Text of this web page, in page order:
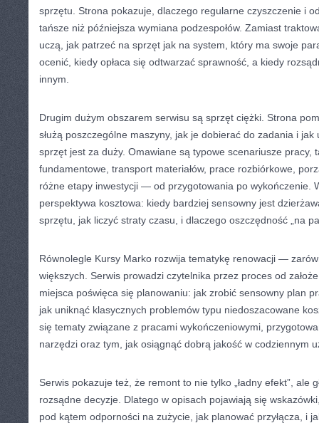
sprzętu. Strona pokazuje, dlaczego regularne czyszczenie i
tańsze niż późniejsza wymiana podzespołów. Zamiast
uczą, jak patrzeć na sprzęt jak na system, który ma swoje
ocenić, kiedy opłaca się odtwarzać sprawność, a kiedy
innym.
Drugim dużym obszarem serwisu są sprzęt ciężki. Strona
służą poszczególne maszyny, jak je dobierać do zadania i
sprzęt jest za duży. Omawiane są typowe scenariusze pracy,
fundamentowe, transport materiałów, prace rozbiórkowe,
różne etapy inwestycji — od przygotowania po wykończenie.
perspektywa kosztowa: kiedy bardziej sensowny jest
sprzętu, jak liczyć straty czasu, i dlaczego oszczędność „na
Równolegle Kursy Marko rozwija tematykę renowacji —
większych. Serwis prowadzi czytelnika przez proces od
miejsca poświęca się planowaniu: jak zrobić sensowny plan
jak uniknąć klasycznych problemów typu niedoszacowane
się tematy związane z pracami wykończeniowymi,
narzędzi oraz tym, jak osiągnąć dobrą jakość w codziennym
Serwis pokazuje też, że remont to nie tylko „ładny efekt”, ale
rozsądne decyzje. Dlatego w opisach pojawiają się
pod kątem odporności na zużycie, jak planować przyłącza, i